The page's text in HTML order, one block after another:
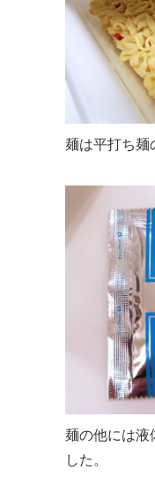
麺は平打ち麺
麺の他には液
した。